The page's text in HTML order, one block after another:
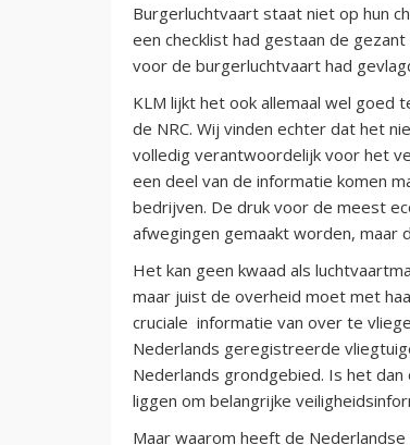
Burgerluchtvaart staat niet op hun
een checklist had gestaan de
voor de burgerluchtvaart had
KLM lijkt het ook allemaal wel goed
de NRC. Wij vinden echter dat het
volledig verantwoordelijk voor het
een deel van de informatie komen
bedrijven. De druk voor de meest
afwegingen gemaakt worden, maar
Het kan geen kwaad als
maar juist de overheid moet met
cruciale informatie van over te
Nederlands geregistreerde
Nederlands grondgebied. Is het
liggen om belangrijke
Maar waarom heeft de